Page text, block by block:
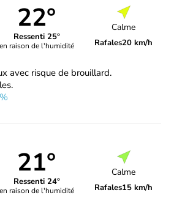
22°
Ressenti 25°
en raison de l'humidité
Calme
Rafales20 km/h
avec risque de brouillard.
21°
Ressenti 24°
en raison de l'humidité
Calme
Rafales15 km/h